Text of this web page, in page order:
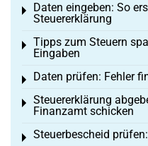
Daten eingeben: So
Steuererklärung
Toggle menu
Tipps zum Steuern
Eingaben
Toggle menu
Daten prüfen: Fehler
Toggle menu
Steuererklärung
Finanzamt schicken
Toggle menu
Steuerbescheid
Toggle menu